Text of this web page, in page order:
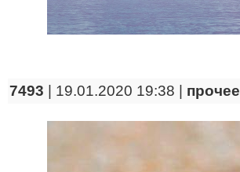
7493 | 19.01.2020 19:38 | прочее